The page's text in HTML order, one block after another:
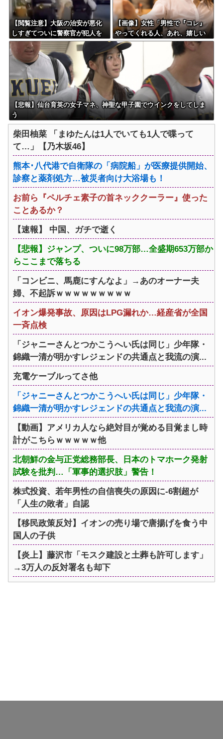
【閲覧注意】大阪の治安が悪化
しすぎてついに警察官が犯人を
銃殺。いよいよアメリカみたい
になってきたな
【画像】女性「男性で『コレ』
やってくれる人、あれ、嬉しい
ですw」→まさかの行為がこちら
w w w w w w w w w
【悲報】仙台育英の女子マネ、神聖な甲子園でウインクをしてしま
う
柴田柚菜 「まゆたんは1人でいても1人で喋って
て…」【乃木坂46】
熊本･八代港で自衛隊の「病院船」が医療提供開始、
診察と薬剤処方…被災者向け大浴場も！
お前ら『ペルチェ素子の首ネッククーラー』使った
ことあるか？
【速報】 中国、ガチで逝く
【悲報】ジャンプ、ついに98万部…全盛期653万部か
らここまで落ちる
「コンビニ、馬鹿にすんなよ」→あのオーナー夫
婦、不起訴ｗｗｗｗｗｗｗｗｗ
イオン爆発事故、原因はLPG漏れか…経産省が全国
一斉点検
「ジャニーさんとつかこうへい氏は同じ」少年隊・
錦織一清が明かすレジェンドの共通点と我流の演...
充電ケーブルってさ他
「ジャニーさんとつかこうへい氏は同じ」少年隊・
錦織一清が明かすレジェンドの共通点と我流の演...
【動画】アメリカ人なら絶対目が覚める目覚まし時
計がこちらｗｗｗｗｗ他
北朝鮮の金与正党総務部長、日本のトマホーク発射
試験を批判…「軍事的選択肢」警告！
株式投資、若年男性の自信喪失の原因に-6割超が
「人生の敗者」自認
【移民政策反対】イオンの売り場で唐揚げを食う中
国人の子供
【炎上】藤沢市「モスク建設と土葬も許可します」
→3万人の反対署名も却下